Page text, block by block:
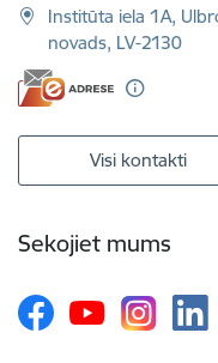
Institūta iela 1A,
novads, LV-2130
Visi kontakti
Sekojiet mums